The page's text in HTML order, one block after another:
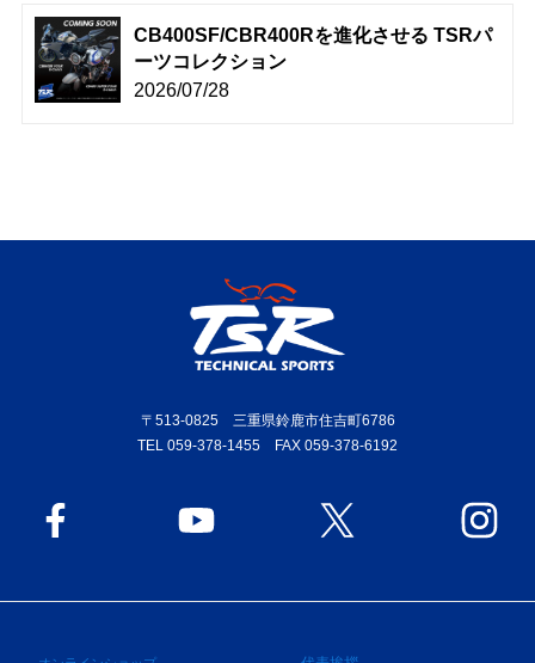
CB400SF/CBR400Rを進化させる TSRパ
ーツコレクション
2026/07/28
〒513-0825 三重県鈴鹿市住吉町6786
TEL 059-378-1455 FAX 059-378-6192